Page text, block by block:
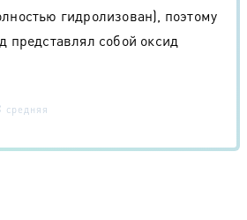
гидролизован), поэтому
представлял собой оксид
средняя